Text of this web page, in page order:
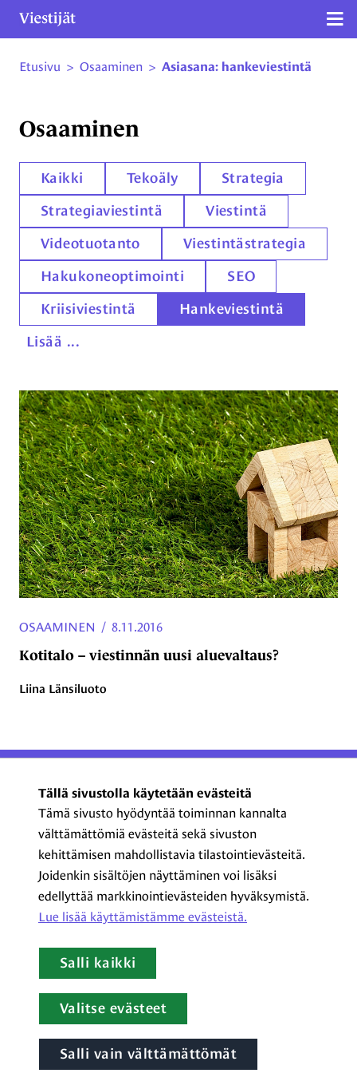
Tällä sivustolla käytetään evästeitä
Tämä sivusto hyödyntää toiminnan kannalta
välttämättömiä evästeitä sekä sivuston
kehittämisen mahdollistavia tilastointievästeitä.
Joidenkin sisältöjen näyttäminen voi lisäksi
edellyttää markkinointievästeiden hyväksymistä.
Lue lisää käyttämistämme evästeistä.​​​​​​
Salli kaikki
Salli vain välttämättömät
Valitse evästeet
Etusivu > Osaaminen > Asiasana: hankeviestintä
Osaaminen
Kaikki Tekoäly Strategia
Strategiaviestintä Viestintä
Videotuotanto Viestintästrategia
Hakukoneoptimointi SEO
Kriisiviestintä Hankeviestintä
Lisää ...
Kotitalo – viestinnän uusi aluevaltaus?
OSAAMINEN / 8.11.2016
Liina Länsiluoto
ProCom – Viestinnän
ammattilaiset ry
Kasarmikatu 23 A 5, 2. krs
00130 Helsinki
+358 44 720 3022
procom@procom.fi
procom.fi
LinkedInFacebookInstagram
Tietoa evästeistä|Tietosuojaseloste